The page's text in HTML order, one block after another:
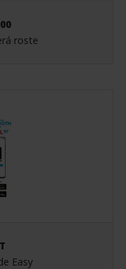
roste
Easy